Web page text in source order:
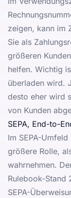
zeigen, kann im
Sie als
größeren
helfen. Wichtig
überladen wird.
desto eher wird
von Kunden
SEPA, End-to-
Im SEPA-
größere Rolle,
wahrnehmen.
Rulebook-Stand
SEPA-